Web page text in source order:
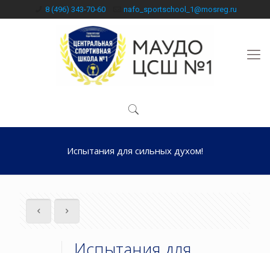
8 (496) 343-70-60 nafo_sportschool_1@mosreg.ru
Испытания для сильных духом!